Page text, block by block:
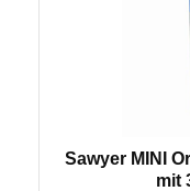
Sawyer MINI
mit